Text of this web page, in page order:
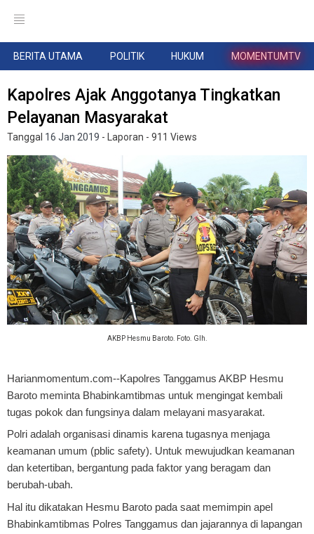
BERITA UTAMA POLITIK HUKUM MOMENTUMTV
Kapolres Ajak Anggotanya Tingkatkan
Pelayanan Masyarakat
Tanggal 16 Jan 2019 - Laporan - 911 Views
AKBP Hesmu Baroto. Foto. Glh.
Harianmomentum.com--Kapolres Tanggamus AKBP Hesmu
Baroto meminta Bhabinkamtibmas untuk mengingat kembali
tugas pokok dan fungsinya dalam melayani masyarakat.
Polri adalah organisasi dinamis karena tugasnya menjaga
keamanan umum (pblic safety). Untuk mewujudkan keamanan
dan ketertiban, bergantung pada faktor yang beragam dan
berubah-ubah.
Hal itu dikatakan Hesmu Baroto pada saat memimpin apel
Bhabinkamtibmas Polres Tanggamus dan jajarannya di lapangan